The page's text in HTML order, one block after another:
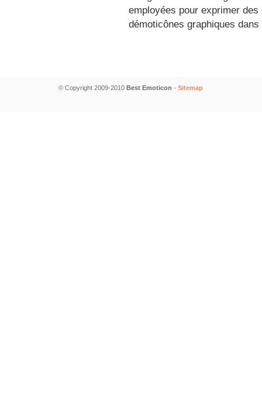
employées pour exprimer
démoticônes graphiques
© Copyright 2009-2010 Best Emoticon - Sitemap